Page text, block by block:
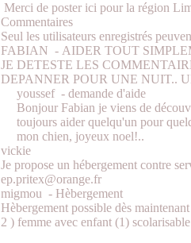
Merci de poster ici pour la région
Commentaires
Seul les utilisateurs enregistrés
FABIAN - AIDER TOUT
JE DETESTE LES
DEPANNER POUR UNE NUIT..
youssef- demande d'aide
Bonjour Fabian je viens de
toujours aider quelqu'un pour
mon chien, joyeux noel!..
vickie
Je propose un hébergement contre
ep.pritex@orange.fr
migmou - Hèbergement
Hèbergement possible dès
2 ) femme avec enfant (1)